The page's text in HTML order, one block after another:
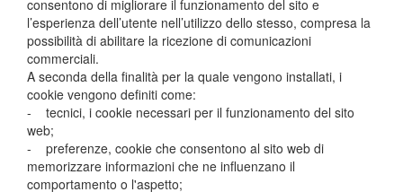
consentono di migliorare il funzionamento del sito e
l’esperienza dell’utente nell’utilizzo dello stesso, compresa la
possibilità di abilitare la ricezione di comunicazioni
commerciali.
A seconda della finalità per la quale vengono installati, i
cookie vengono definiti come:
- tecnici, i cookie necessari per il funzionamento del sito
web;
- preferenze, cookie che consentono al sito web di
memorizzare informazioni che ne influenzano il
comportamento o l'aspetto;